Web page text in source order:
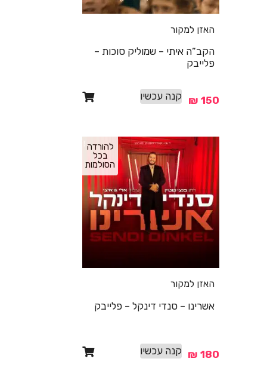
האזן למקור
הקב”ה איתי – שמוליק סוכות –
פלייבק
₪ 150 קנה עכשיו
להורדה
בכל
הסולמות
האזן למקור
אשרינו – סנדי דינקל – פלייבק
₪ 180 קנה עכשיו